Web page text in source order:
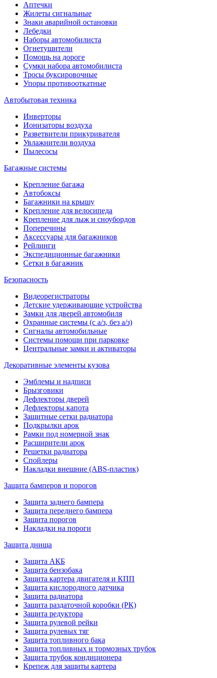
Аптечки
Жилеты сигнальные
Знаки аварийной остановки
Лебедки
Наборы автомобилиста
Огнетушители
Помощь на дороге
Сумки набора автомобилиста
Тросы буксировочные
Упоры противооткатные
Автобытовая техника
Инверторы
Ионизаторы воздуха
Разветвители прикуривателя
Увлажнители воздуха
Пылесосы
Багажные системы
Крепление багажа
Автобоксы
Багажники на крышу
Крепление для велосипеда
Крепление для лыж и сноубордов
Поперечины
Аксессуары для багажников
Рейлинги
Экспедиционные багажники
Сетки в багажник
Безопасность
Видеорегистраторы
Детские удерживающие устройства
Замки для дверей автомобиля
Охранные системы (с а/з, без а/з)
Сигналы автомобильные
Системы помощи при парковке
Центральные замки и активаторы
Декоративные элементы кузова
Эмблемы и надписи
Брызговики
Дефлекторы дверей
Дефлекторы капота
Защитные сетки радиатора
Подкрылки арок
Рамки под номерной знак
Расширители арок
Решетки радиатора
Спойлеры
Накладки внешние (ABS-пластик)
Защита бамперов и порогов
Защита заднего бампера
Защита переднего бампера
Защита порогов
Накладки на пороги
Защита днища
Защита АКБ
Защита бензобака
Защита картера двигателя и КПП
Защита кислородного датчика
Защита радиатора
Защита раздаточной коробки (РК)
Защита редуктора
Защита рулевой рейки
Защита рулевых тяг
Защита топливного бака
Защита топливных и тормозных трубок
Защита трубок кондиционера
Крепеж для защиты картера